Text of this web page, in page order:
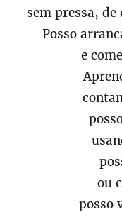
sem pressa,
Posso
e
ou
posso